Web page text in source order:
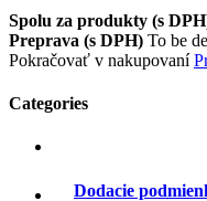
Spolu za produkty (s
Preprava (s DPH) To be
Pokračovať v nakupovaní
Categories
Dodacie